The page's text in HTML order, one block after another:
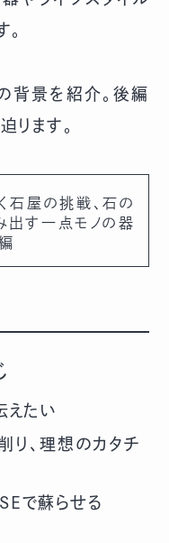
背景を紹介。後編
ります。
石屋の挑戦、石の
出す一点モノの器
えたい
り、理想のカタチ
で蘇らせる